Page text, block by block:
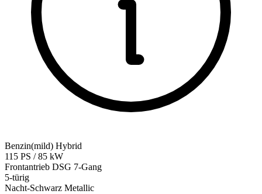
Benzin(mild) Hybrid
115 PS / 85 kW
Frontantrieb DSG 7-Gang
5-türig
Nacht-Schwarz Metallic